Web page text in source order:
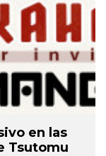
en las
Tsutomu